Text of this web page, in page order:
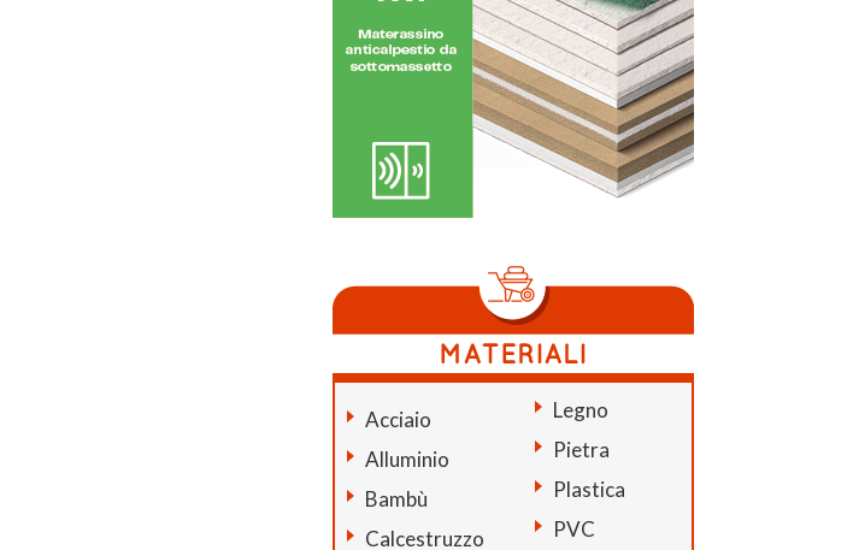
Acciaio
Alluminio
Bambù
Calcestruzzo
Legno
Pietra
Plastica
PVC